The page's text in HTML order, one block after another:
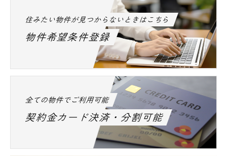
◆アスク豊玉中保育園・・402m
◆浩生会スズキ病院・・588m
◆医療法人財団健貢会総合東京病院・・703m
◆社会福祉法人武蔵野療園病院・・754m
◆社会福祉法人浄風園中野江古田病院・・
793m
◆医療法人社団野村慈豊会桜台病院・・800m
住みたい物件が見つからないときはこちら
物件希望条件登録
全ての物件でご利用可能
契約金カード決済・分割可能